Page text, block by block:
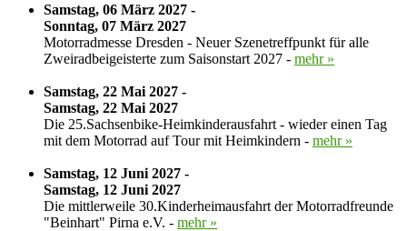
Samstag, 06 März 2027 -
Sonntag, 07 März 2027
Motorradmesse Dresden - Neuer Szenetreffpunkt für alle
Zweiradbeigeisterte zum Saisonstart 2027 - mehr »
Samstag, 22 Mai 2027 -
Samstag, 22 Mai 2027
Die 25.Sachsenbike-Heimkinderausfahrt - wieder einen Tag
mit dem Motorrad auf Tour mit Heimkindern - mehr »
Samstag, 12 Juni 2027 -
Samstag, 12 Juni 2027
Die mittlerweile 30.Kinderheimausfahrt der Motorradfreunde
"Beinhart" Pirna e.V. - mehr »